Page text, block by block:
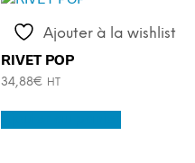
Ajouter à la wishlist
RIVET POP
34,88€ HT